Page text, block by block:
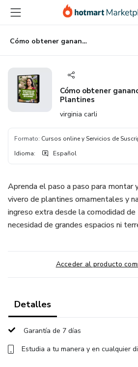
principal
página
de
página
Cómo obtener ganancias con un vivero de Plantines
Cómo obtener
Plantines
virginia carli
Formato: Cursos online y Servicios de
Idioma: Español
Aprenda el paso a paso para montar
vivero de plantines ornamentales y
ingreso extra desde la comodidad de
necesidad de grandes espacios ni
Acceder al producto
Detalles
Garantía de 7 días
Estudia a tu manera y en cualquier